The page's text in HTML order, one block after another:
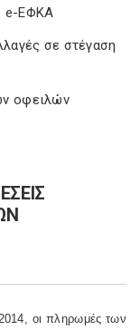
e-ΕΦΚΑ
σε στέγαση
οφειλών
οι πληρωμές των